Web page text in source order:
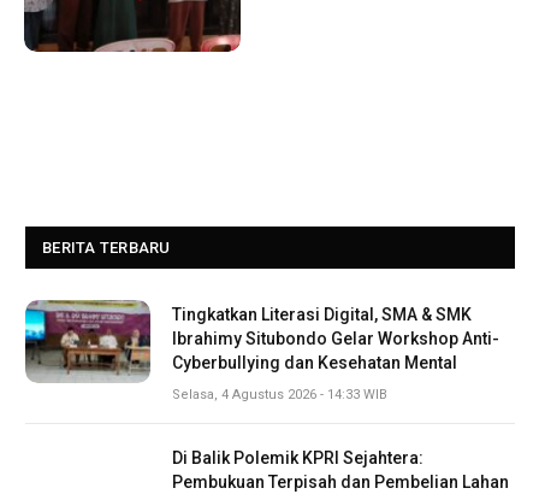
BERITA TERBARU
Tingkatkan Literasi Digital, SMA & SMK
Ibrahimy Situbondo Gelar Workshop Anti-
Cyberbullying dan Kesehatan Mental
Selasa, 4 Agustus 2026 - 14:33 WIB
Di Balik Polemik KPRI Sejahtera:
Pembukuan Terpisah dan Pembelian Lahan